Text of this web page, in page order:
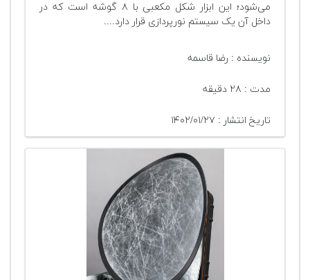
می‌شود؛ این ابزار شکل مکعبی با ۸ گوشه است که در
داخل آن یک سیستم نورپردازی قرار دارد....
نویسنده : رضا قاسمه
مدت : ۲۸ دقیقه
تاریخ انتشار : ۱۴۰۲/۰۱/۲۷